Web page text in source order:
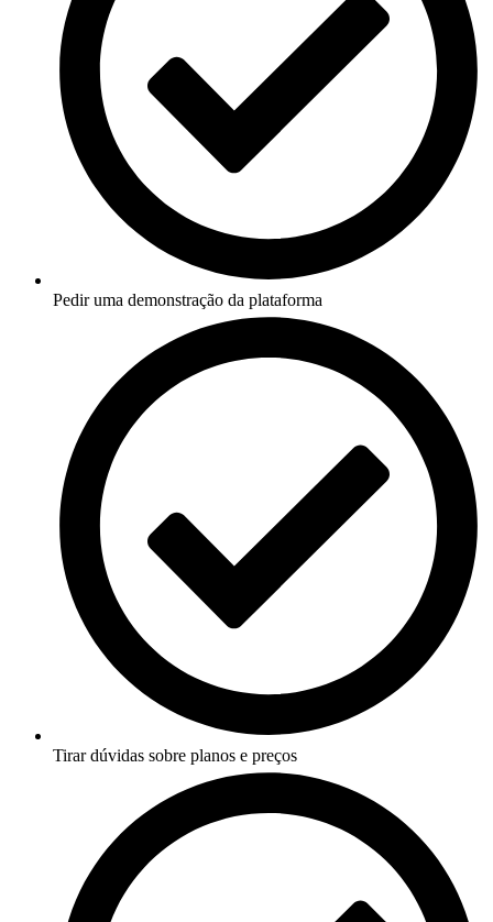
Pedir uma demonstração da plataforma
Tirar dúvidas sobre planos e preços